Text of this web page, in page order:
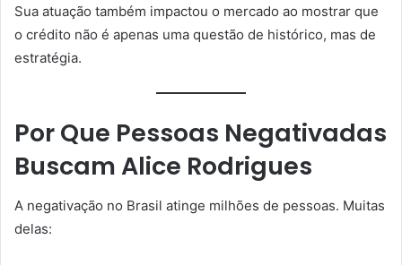
Sua atuação também impactou o mercado ao mostrar que
o crédito não é apenas uma questão de histórico, mas de
estratégia.
Por Que Pessoas Negativadas
Buscam Alice Rodrigues
A negativação no Brasil atinge milhões de pessoas. Muitas
delas: